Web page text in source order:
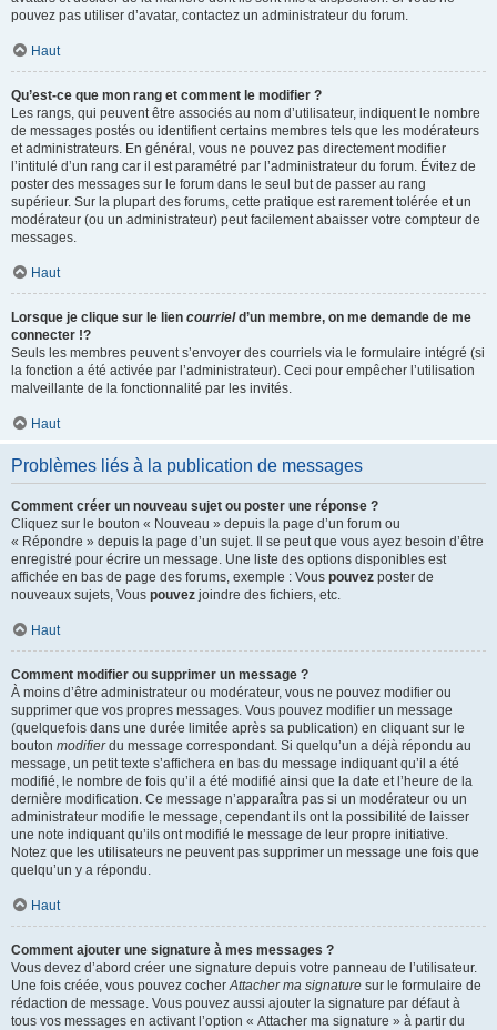
pouvez pas utiliser d’avatar, contactez un administrateur du forum.
Haut
Qu’est-ce que mon rang et comment le modifier ?
Les rangs, qui peuvent être associés au nom d’utilisateur, indiquent le nombre
de messages postés ou identifient certains membres tels que les modérateurs
et administrateurs. En général, vous ne pouvez pas directement modifier
l’intitulé d’un rang car il est paramétré par l’administrateur du forum. Évitez de
poster des messages sur le forum dans le seul but de passer au rang
supérieur. Sur la plupart des forums, cette pratique est rarement tolérée et un
modérateur (ou un administrateur) peut facilement abaisser votre compteur de
messages.
Haut
Lorsque je clique sur le lien courrield’un membre, on me demande de me
connecter !?
Seuls les membres peuvent s’envoyer des courriels via le formulaire intégré (si
la fonction a été activée par l’administrateur). Ceci pour empêcher l’utilisation
malveillante de la fonctionnalité par les invités.
Haut
Problèmes liés à la publication de messages
Comment créer un nouveau sujet ou poster une réponse ?
Cliquez sur le bouton « Nouveau » depuis la page d’un forum ou
« Répondre » depuis la page d’un sujet. Il se peut que vous ayez besoin d’être
enregistré pour écrire un message. Une liste des options disponibles est
affichée en bas de page des forums, exemple : Vous pouvez poster de
nouveaux sujets, Vous pouvez joindre des fichiers, etc.
Haut
Comment modifier ou supprimer un message ?
À moins d’être administrateur ou modérateur, vous ne pouvez modifier ou
supprimer que vos propres messages. Vous pouvez modifier un message
(quelquefois dans une durée limitée après sa publication) en cliquant sur le
bouton modifierdu message correspondant. Si quelqu’un a déjà répondu au
message, un petit texte s’affichera en bas du message indiquant qu’il a été
modifié, le nombre de fois qu’il a été modifié ainsi que la date et l’heure de la
dernière modification. Ce message n’apparaîtra pas si un modérateur ou un
administrateur modifie le message, cependant ils ont la possibilité de laisser
une note indiquant qu’ils ont modifié le message de leur propre initiative.
Notez que les utilisateurs ne peuvent pas supprimer un message une fois que
quelqu’un y a répondu.
Haut
Comment ajouter une signature à mes messages ?
Vous devez d’abord créer une signature depuis votre panneau de l’utilisateur.
Une fois créée, vous pouvez cocherAttacher ma signature sur le formulaire de
rédaction de message. Vous pouvez aussi ajouter la signature par défaut à
tous vos messages en activant l’option « Attacher ma signature » à partir du